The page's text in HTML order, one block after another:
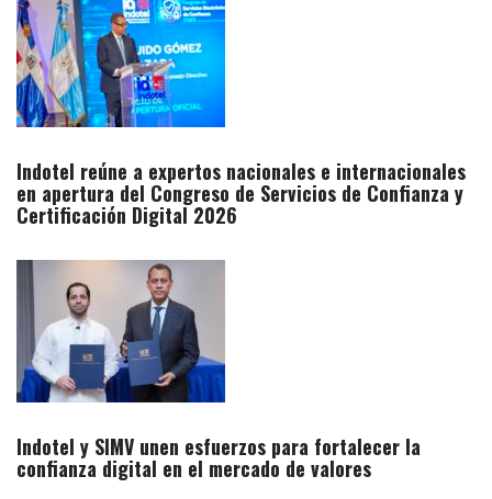
Indotel reúne a expertos nacionales e internacionales
en apertura del Congreso de Servicios de Confianza y
Certificación Digital 2026
Indotel y SIMV unen esfuerzos para fortalecer la
confianza digital en el mercado de valores